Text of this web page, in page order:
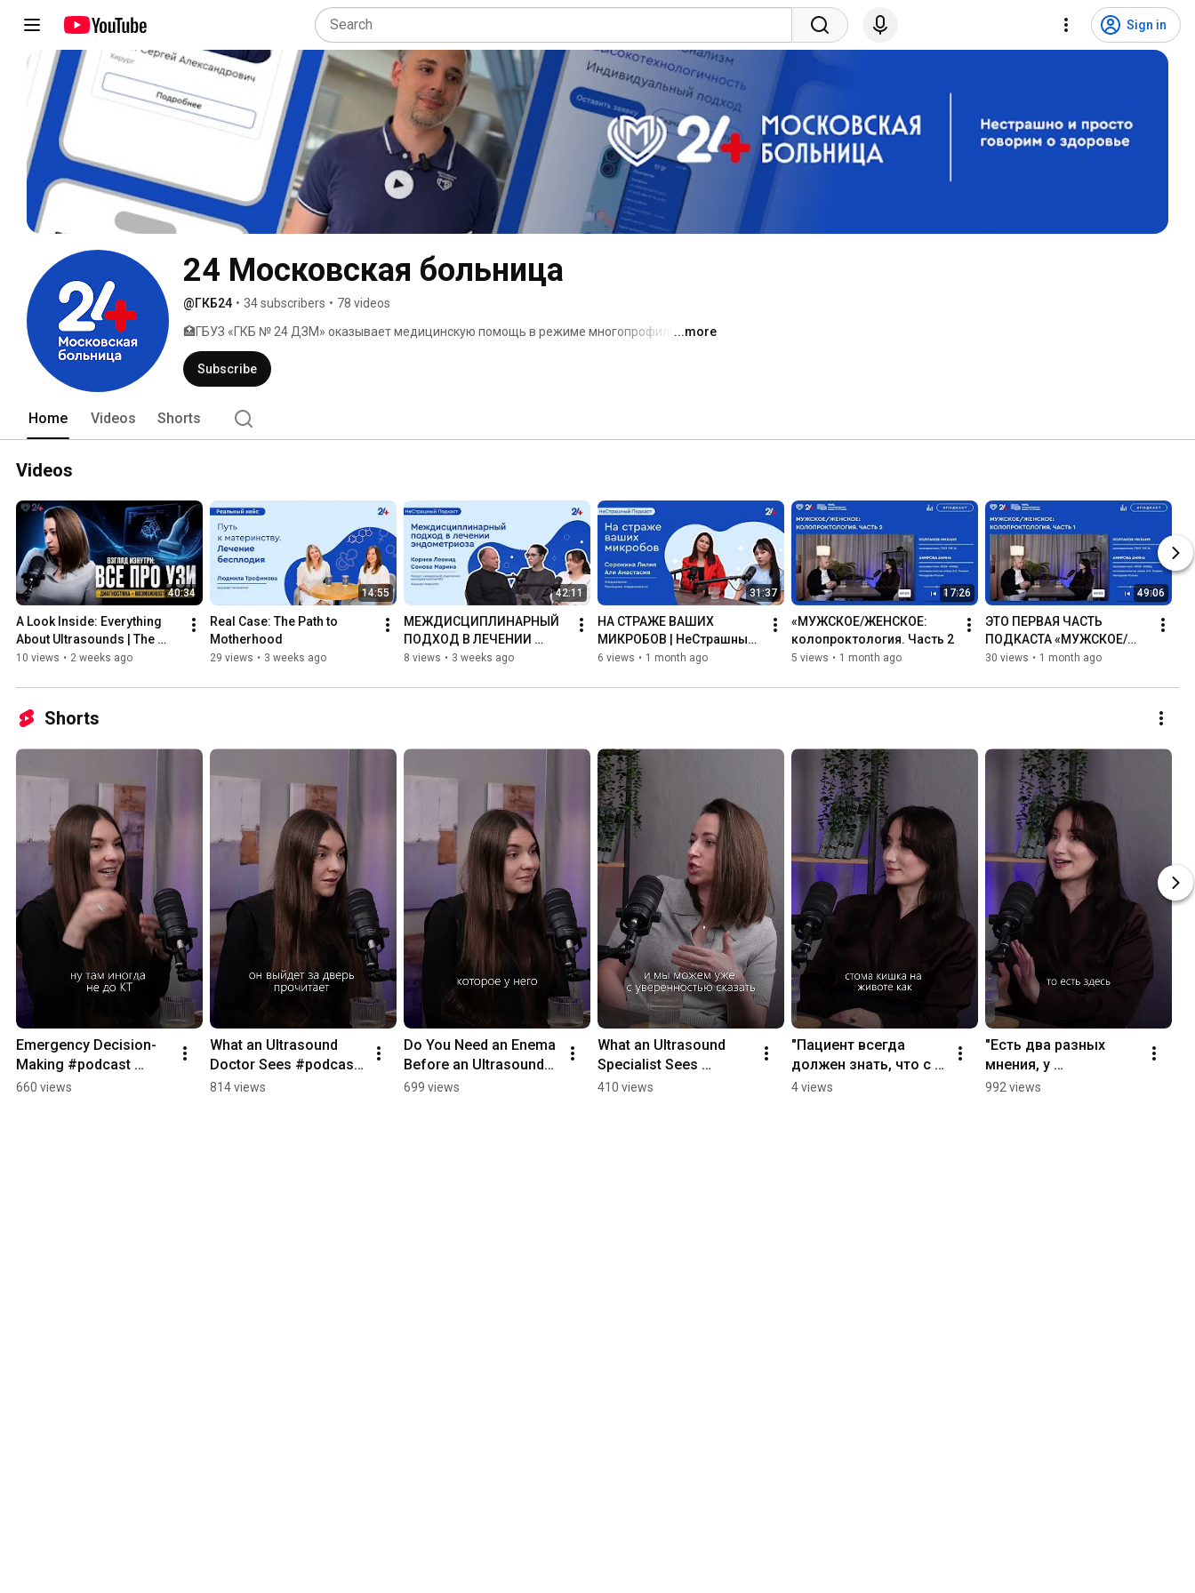
Sign in
24 Московская больница
@ГКБ24 • 34 subscribers • 78 videos
🏥ГБУЗ «ГКБ № 24 ДЗМ» оказывает медицинскую помощь в режиме многопрофильного
стационара и консультативно-диагностического центра. Запись на прием
осуществляется через операторов call-центра ☎ +7(495) 685-17-94 или при личном
обращении пациента в регистратуру. Запись в будни с 8:30 до 19:00, в субботу с 8:30 до
...more
Subscribe
Home Videos Shorts
Videos
40:34
A Look Inside: Everything
About Ultrasounds | The
Not-So-Scary Podcast
10 views • 2 weeks ago
14:55
Real Case: The Path to
Motherhood
29 views • 3 weeks ago
42:11
МЕЖДИСЦИПЛИНАРНЫЙ
ПОДХОД В ЛЕЧЕНИИ
ЭНДОМЕТРИОЗА |
8 views • 3 weeks ago
31:37
НА СТРАЖЕ ВАШИХ
МИКРОБОВ | НеСтрашный
подкаст
6 views • 1 month ago
17:26
«МУЖСКОЕ/ЖЕНСКОЕ:
колопроктология. Часть 2
5 views • 1 month ago
49:06
ЭТО ПЕРВАЯ ЧАСТЬ
ПОДКАСТА «МУЖСКОЕ/
ЖЕНСКОЕ:
30 views • 1 month ago
Shorts
Emergency Decision-
Making #podcast
#hospital #gkb24
660 views
What an Ultrasound
Doctor Sees #podcast
#NotAScaryPodcast
814 views
Do You Need an Enema
Before an Ultrasound?
#podcast #gkb24
699 views
What an Ultrasound
Specialist Sees
#podcast #gkb24
410 views
"Пациент всегда
должен знать, что с
ним?..."
4 views
"Есть два разных
мнения, у
пациентов..."
992 views